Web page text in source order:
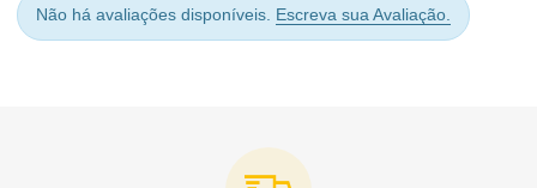
Não há avaliações disponíveis. Escreva sua Avaliação.